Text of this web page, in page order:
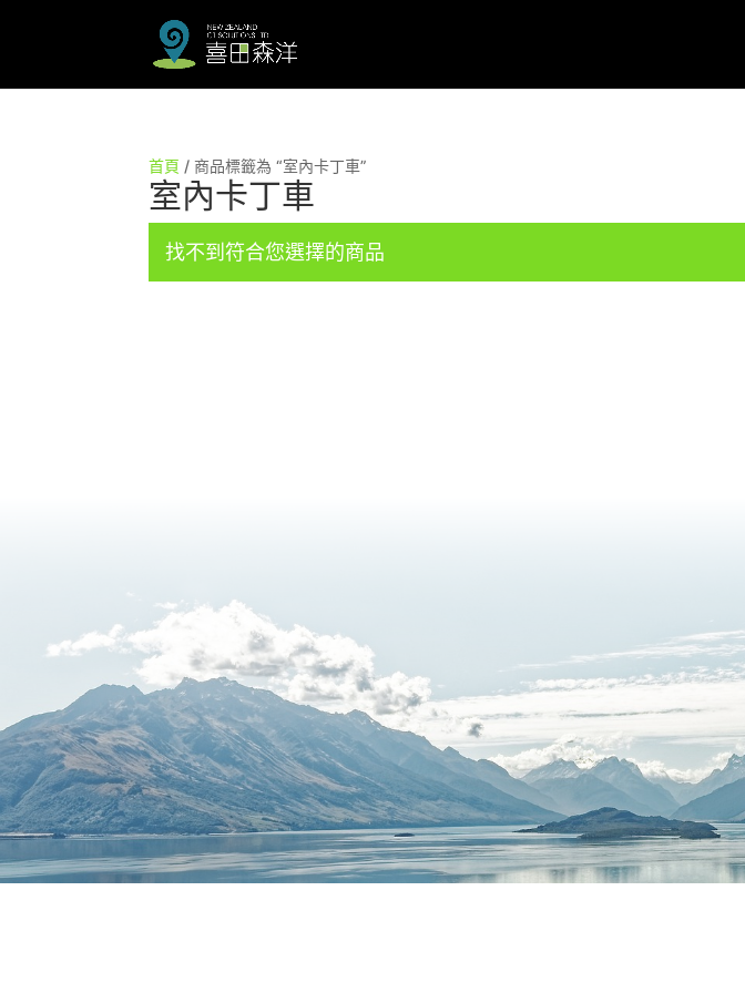
首頁 / 商品標籤為 “室內卡丁車”
室內卡丁車
找不到符合您選擇的商品